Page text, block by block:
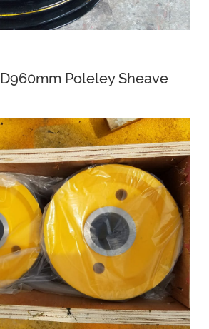
طناب بالابر D960mm Poleley Sheave